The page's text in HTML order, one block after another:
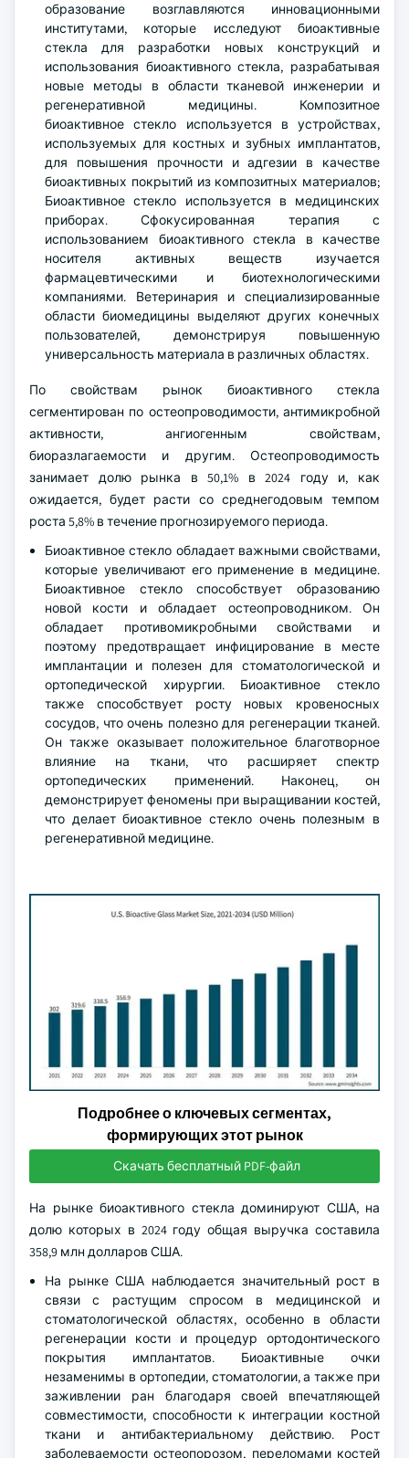
образование возглавляются инновационными
институтами, которые исследуют биоактивные
стекла для разработки новых конструкций и
использования биоактивного стекла, разрабатывая
новые методы в области тканевой инженерии и
регенеративной медицины. Композитное
биоактивное стекло используется в устройствах,
используемых для костных и зубных имплантатов,
для повышения прочности и адгезии в качестве
биоактивных покрытий из композитных материалов;
Биоактивное стекло используется в медицинских
приборах. Сфокусированная терапия с
использованием биоактивного стекла в качестве
носителя активных веществ изучается
фармацевтическими и биотехнологическими
компаниями. Ветеринария и специализированные
области биомедицины выделяют других конечных
пользователей, демонстрируя повышенную
универсальность материала в различных областях.
По свойствам рынок биоактивного стекла
сегментирован по остеопроводимости, антимикробной
активности, ангиогенным свойствам,
биоразлагаемости и другим. Остеопроводимость
занимает долю рынка в 50,1% в 2024 году и, как
ожидается, будет расти со среднегодовым темпом
роста 5,8% в течение прогнозируемого периода.
Биоактивное стекло обладает важными свойствами,
которые увеличивают его применение в медицине.
Биоактивное стекло способствует образованию
новой кости и обладает остеопроводником. Он
обладает противомикробными свойствами и
поэтому предотвращает инфицирование в месте
имплантации и полезен для стоматологической и
ортопедической хирургии. Биоактивное стекло
также способствует росту новых кровеносных
сосудов, что очень полезно для регенерации тканей.
Он также оказывает положительное благотворное
влияние на ткани, что расширяет спектр
ортопедических применений. Наконец, он
демонстрирует феномены при выращивании костей,
что делает биоактивное стекло очень полезным в
регенеративной медицине.
Подробнее о ключевых сегментах,
формирующих этот рынок
Скачать бесплатный PDF-файл
На рынке биоактивного стекла доминируют США, на
долю которых в 2024 году общая выручка составила
358,9 млн долларов США.
На рынке США наблюдается значительный рост в
связи с растущим спросом в медицинской и
стоматологической областях, особенно в области
регенерации кости и процедур ортодонтического
покрытия имплантатов. Биоактивные очки
незаменимы в ортопедии, стоматологии, а также при
заживлении ран благодаря своей впечатляющей
совместимости, способности к интеграции костной
ткани и антибактериальному действию. Рост
заболеваемости остеопорозом, переломами костей